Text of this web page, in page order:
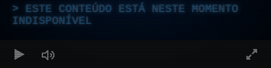
ESTE CONTEÚDO ESTÁ NESTE MOMENTO
INDISPONÍVEL